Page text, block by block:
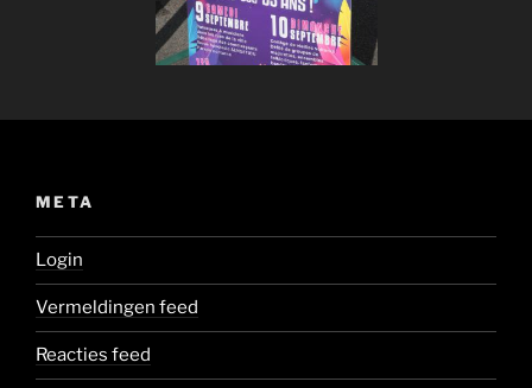
META
Login
Vermeldingen feed
Reacties feed